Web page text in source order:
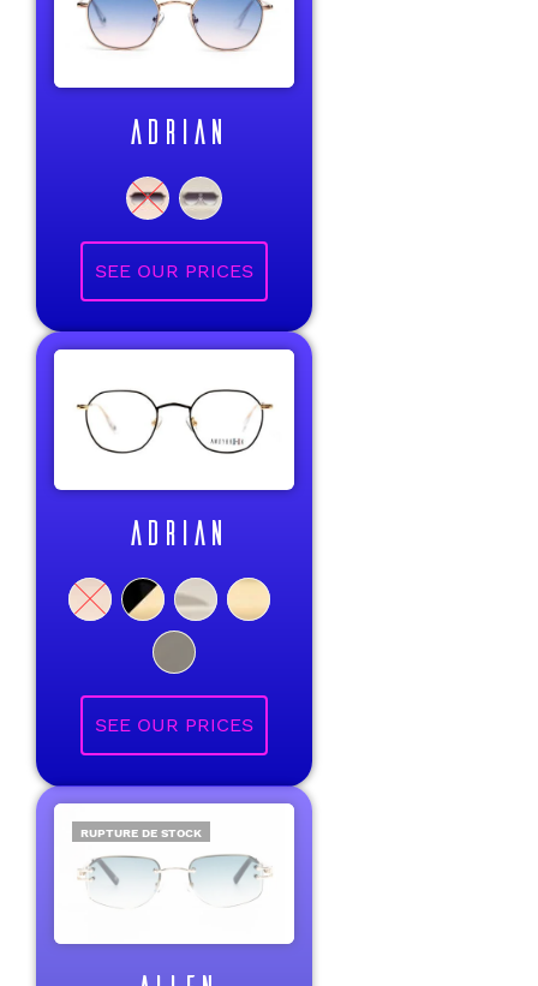
ADRIAN
ADRIAN
RUPTURE DE STOCK